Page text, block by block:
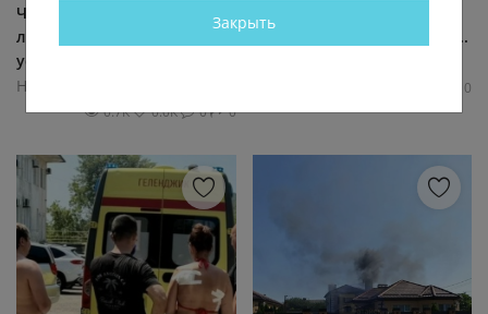
Чалтырь — Калинин. 76-
летний водитель Kia Rio не
уступил...
Новости Ростов-на-Дону!
0.7К 0.0К 0 0
бaллοнe в бaгaжниκe!", —...
0
Закрыть